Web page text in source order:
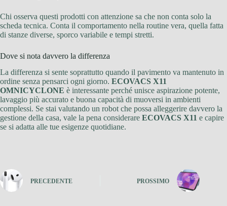
Chi osserva questi prodotti con attenzione sa che non conta solo la
scheda tecnica. Conta il comportamento nella routine vera, quella fatta
di stanze diverse, sporco variabile e tempi stretti.
Dove si nota davvero la differenza
La differenza si sente soprattutto quando il pavimento va mantenuto in
ordine senza pensarci ogni giorno. ECOVACS X11
OMNICYCLONE è interessante perché unisce aspirazione potente,
lavaggio più accurato e buona capacità di muoversi in ambienti
complessi. Se stai valutando un robot che possa alleggerire davvero la
gestione della casa, vale la pena considerare ECOVACS X11 e capire
se si adatta alle tue esigenze quotidiane.
PRECEDENTE PROSSIMO